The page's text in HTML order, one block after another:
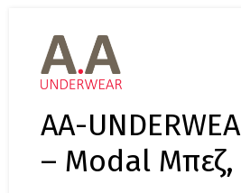
AA-
– Modal